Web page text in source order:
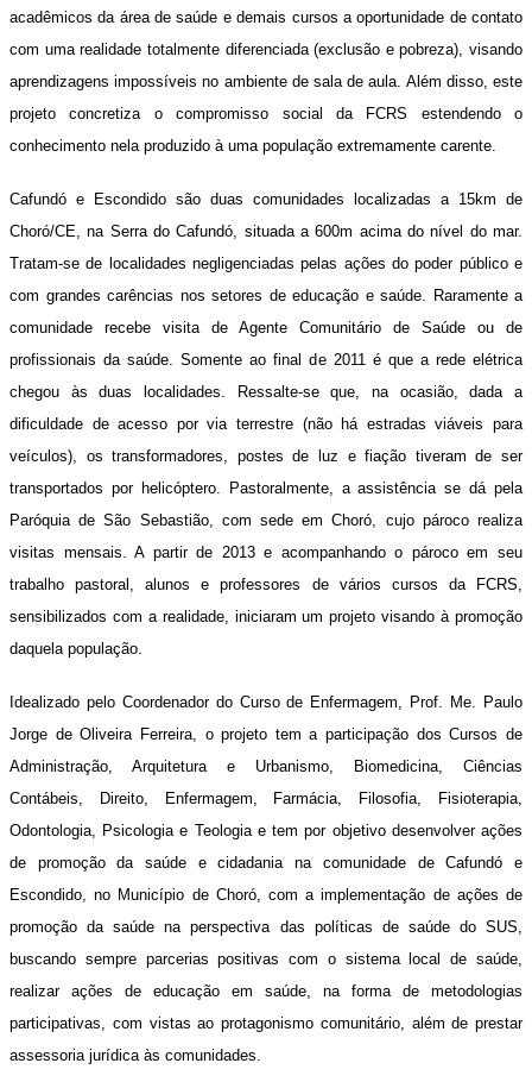
acadêmicos da área de saúde e demais cursos a oportunidade de contato
com uma realidade totalmente diferenciada (exclusão e pobreza), visando
aprendizagens impossíveis no ambiente de sala de aula. Além disso, este
projeto concretiza o compromisso social da FCRS estendendo o
conhecimento nela produzido à uma população extremamente carente.
Cafundó e Escondido são duas comunidades localizadas a 15km de
Choró/CE, na Serra do Cafundó, situada a 600m acima do nível do mar.
Tratam-se de localidades negligenciadas pelas ações do poder público e
com grandes carências nos setores de educação e saúde. Raramente a
comunidade recebe visita de Agente Comunitário de Saúde ou de
profissionais da saúde. Somente ao final de 2011 é que a rede elétrica
chegou às duas localidades. Ressalte-se que, na ocasião, dada a
dificuldade de acesso por via terrestre (não há estradas viáveis para
veículos), os transformadores, postes de luz e fiação tiveram de ser
transportados por helicóptero. Pastoralmente, a assistência se dá pela
Paróquia de São Sebastião, com sede em Choró, cujo pároco realiza
visitas mensais. A partir de 2013 e acompanhando o pároco em seu
trabalho pastoral, alunos e professores de vários cursos da FCRS,
sensibilizados com a realidade, iniciaram um projeto visando à promoção
daquela população.
Idealizado pelo Coordenador do Curso de Enfermagem, Prof. Me. Paulo
Jorge de Oliveira Ferreira, o projeto tem a participação dos Cursos de
Administração, Arquitetura e Urbanismo, Biomedicina, Ciências
Contábeis, Direito, Enfermagem, Farmácia, Filosofia, Fisioterapia,
Odontologia, Psicologia e Teologia e tem por objetivo desenvolver ações
de promoção da saúde e cidadania na comunidade de Cafundó e
Escondido, no Município de Choró, com a implementação de ações de
promoção da saúde na perspectiva das políticas de saúde do SUS,
buscando sempre parcerias positivas com o sistema local de saúde,
realizar ações de educação em saúde, na forma de metodologias
participativas, com vistas ao protagonismo comunitário, além de prestar
assessoria jurídica às comunidades.